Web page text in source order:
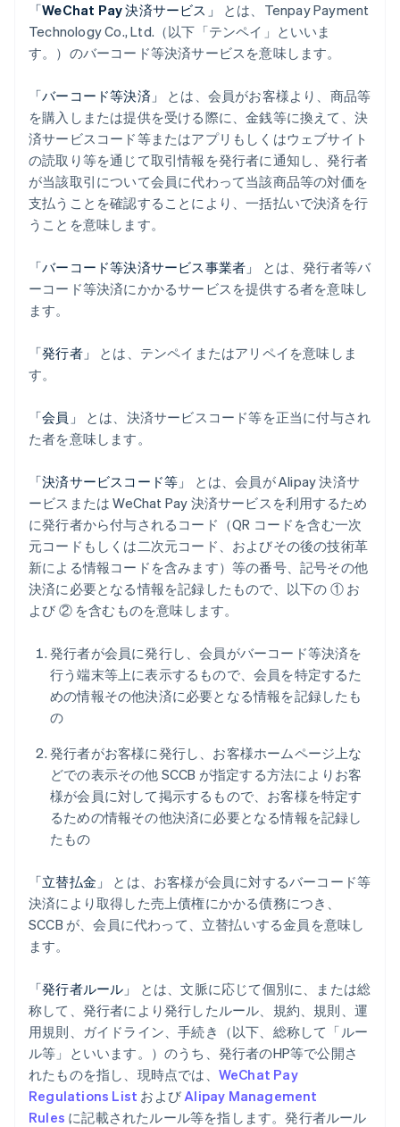
「WeChat Pay 決済サービス」
とは、Tenpay Payment
Technology Co., Ltd.（以下「テンペイ」といいま
す。）のバーコード等決済サービスを意味します。
「バーコード等決済」
とは、会員がお客様より、商品等
を購入しまたは提供を受ける際に、金銭等に換えて、決
済サービスコード等またはアプリもしくはウェブサイト
の読取り等を通じて取引情報を発行者に通知し、発行者
が当該取引について会員に代わって当該商品等の対価を
支払うことを確認することにより、一括払いで決済を行
うことを意味します。
「バーコード等決済サービス事業者」
とは、発行者等バ
ーコード等決済にかかるサービスを提供する者を意味し
ます。
「発行者」
とは、テンペイまたはアリペイを意味しま
す。
「会員」
とは、決済サービスコード等を正当に付与され
た者を意味します。
「決済サービスコード等」
とは、会員が Alipay 決済サ
ービスまたは WeChat Pay 決済サービスを利用するため
に発行者から付与されるコード（QR コードを含む一次
元コードもしくは二次元コード、およびその後の技術革
新による情報コードを含みます）等の番号、記号その他
決済に必要となる情報を記録したもので、以下の ① お
よび ② を含むものを意味します。
発行者が会員に発行し、会員がバーコード等決済を
行う端末等上に表示するもので、会員を特定するた
めの情報その他決済に必要となる情報を記録したも
の
発行者がお客様に発行し、お客様ホームページ上な
どでの表示その他 SCCB が指定する方法によりお客
様が会員に対して掲示するもので、お客様を特定す
るための情報その他決済に必要となる情報を記録し
たもの
「立替払金」
とは、お客様が会員に対するバーコード等
決済により取得した売上債権にかかる債務につき、
SCCB が、会員に代わって、立替払いする金員を意味し
ます。
「発行者ルール」
とは、文脈に応じて個別に、または総
称して、発行者により発行したルール、規約、規則、運
用規則、ガイドライン、手続き（以下、総称して「ルー
ル等」といいます。）のうち、発行者のHP等で公開さ
れたものを指し、現時点では、 WeChat Pay
Regulations List およびAlipay Management
Rules に記載されたルール等を指します。発行者ルール